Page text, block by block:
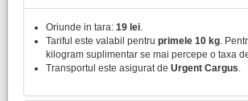
Oriunde in tara: 19 lei
Tariful este valabil pentru primele 10 kg .
kilogram suplimentar se mai percepe o taxa
Transportul este asigurat de Urgent Cargus